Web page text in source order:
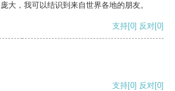
大，我可以结识到来自世界各地的朋友。
支持[0] 反对[0]
支持[0] 反对[0]